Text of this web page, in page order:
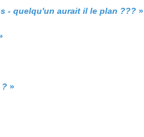
- quelqu'un aurait il le plan ??? »
? »